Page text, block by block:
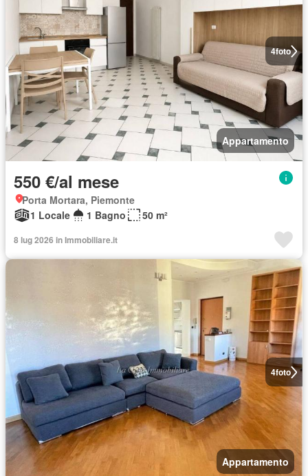
4foto
Appartamento
550 €/al mese
Porta Mortara, Piemonte
1 Locale
1 Bagno 50 m²
8 lug 2026 in Immobiliare.it
4foto
Appartamento